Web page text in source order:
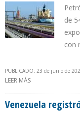
de
con
PUBLICADO: 23 de junio de
LEER MÁS
Venezuela